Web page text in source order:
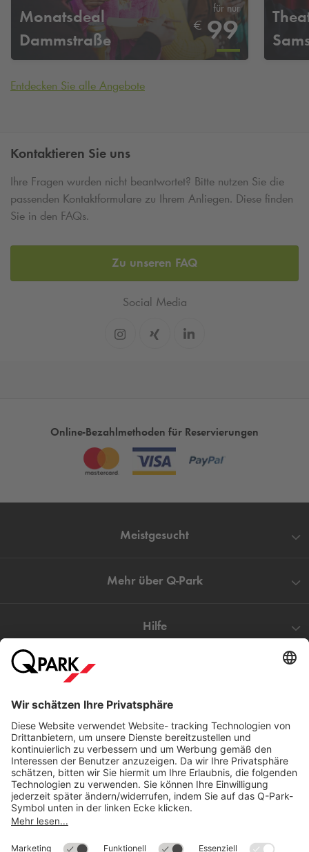
Monatsdeal
Dammstraße
für nur
€ 99
Entdecken Sie alle Angebote
Kontaktieren Sie uns
Ihre Fragen wurden nicht beantwortet? Bitte nutzen Sie die
passenden Kontaktformulare zu Ihrem Anliegen. Diese finden
Sie in den FAQs.
Zu unseren FAQ
Social Media
Online-Bezahlmethoden für Reservierungen
Meistgesucht
Mehr über Q-Park
Hilfe